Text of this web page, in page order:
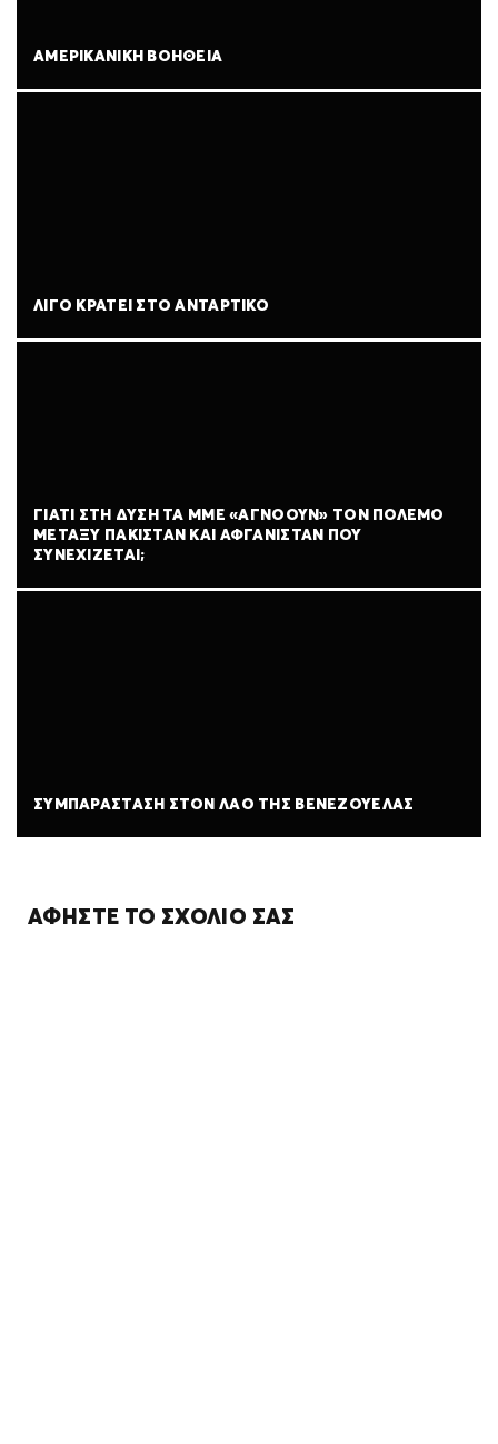
ΑΜΕΡΙΚΑΝΙΚΉ ΒΟΉΘΕΙΑ
ΛΊΓΟ ΚΡΆΤΕΙ ΣΤΟ ΑΝΤΆΡΤΙΚΟ
ΓΙΑΤΊ ΣΤΗ ΔΎΣΗ ΤΑ ΜΜΕ «ΑΓΝΟΟΎΝ» ΤΟΝ ΠΌΛΕΜΟ
ΜΕΤΑΞΎ ΠΑΚΙΣΤΆΝ ΚΑΙ ΑΦΓΑΝΙΣΤΆΝ ΠΟΥ
ΣΥΝΕΧΊΖΕΤΑΙ;
ΣΥΜΠΑΡΆΣΤΑΣΗ ΣΤΟΝ ΛΑΌ ΤΗΣ ΒΕΝΕΖΟΥΈΛΑΣ
ΑΦΉΣΤΕ ΤΟ ΣΧΌΛΙΌ ΣΑΣ